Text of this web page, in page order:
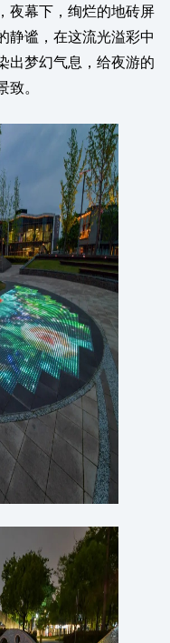
幕下，绚烂的地砖屏
静谧，在这流光溢彩中
出梦幻气息，给夜游的
致。